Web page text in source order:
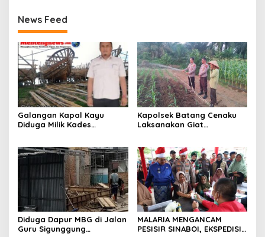
News Feed
Galangan Kapal Kayu
Diduga Milik Kades
Masyarakat Menilai Bahan
Material Kapal Kayu
Diduga dari Hasil Ilegal
Logging
Kapolsek Batang Cenaku
Laksanakan Giat
Pipil di Desa Aur Cina.
Diduga Dapur MBG di Jalan
Guru Sigunggung
MALARIA MENGANCAM
PESISIR SINABOI, EKSPEDISI